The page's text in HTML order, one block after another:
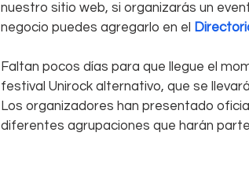
nuestro sitio web, si organizarás un
negocio puedes agregarlo en el
Faltan pocos días para que llegue el
festival Unirock alternativo, que se
Los organizadores han presentado
diferentes agrupaciones que harán